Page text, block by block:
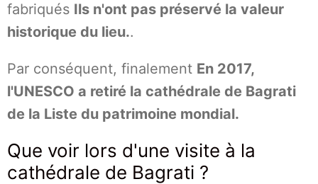
fabriqués Ils n'ont pas préservé la valeur
historique du lieu..
Par conséquent, finalement En 2017,
l'UNESCO a retiré la cathédrale de Bagrati
de la Liste du patrimoine mondial.
Que voir lors d'une visite à la
cathédrale de Bagrati ?